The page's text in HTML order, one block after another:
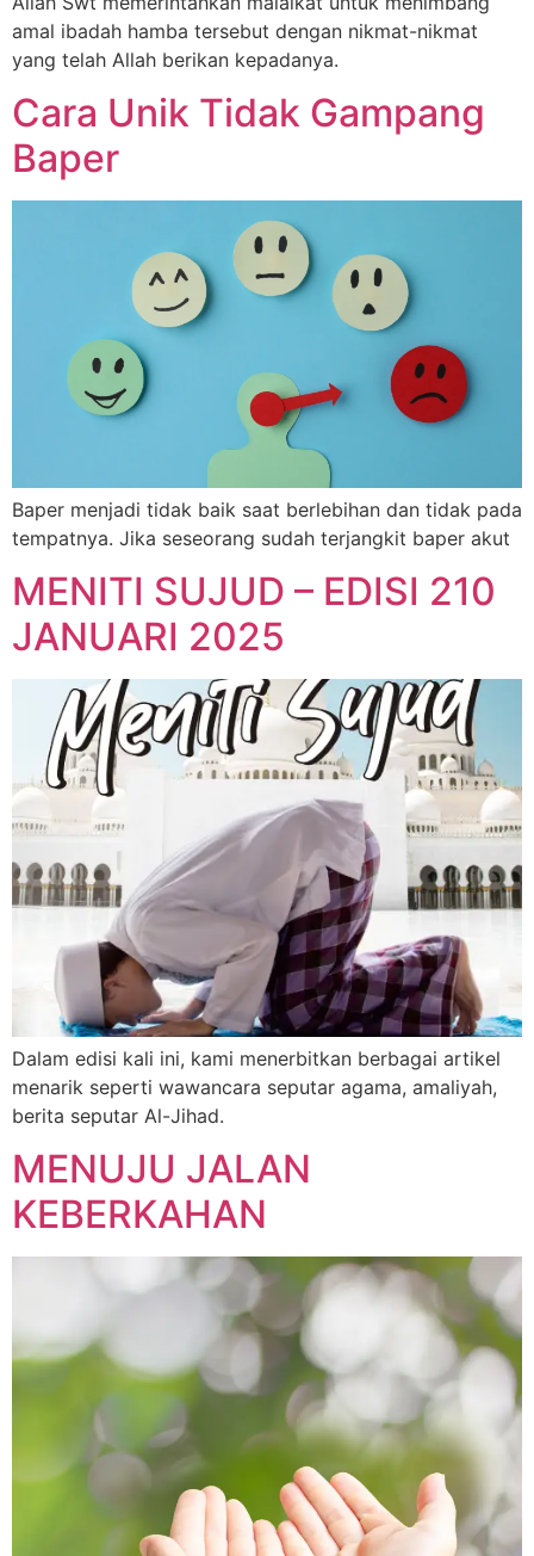
amal ibadah hamba tersebut dengan nikmat-nikmat
yang telah Allah berikan kepadanya.
Cara Unik Tidak Gampang
Baper
Baper menjadi tidak baik saat berlebihan dan tidak pada
tempatnya. Jika seseorang sudah terjangkit baper akut
MENITI SUJUD – EDISI 210
JANUARI 2025
Dalam edisi kali ini, kami menerbitkan berbagai artikel
menarik seperti wawancara seputar agama, amaliyah,
berita seputar Al-Jihad.
MENUJU JALAN
KEBERKAHAN